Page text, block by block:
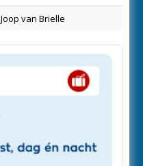
Joop van Brielle